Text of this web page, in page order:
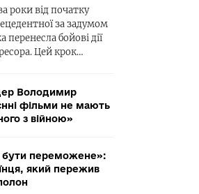
роки від початку
за задумом
бойові дії
Цей крок…
Володимир
фільми не мають
з війною»
бути переможене»:
який пережив